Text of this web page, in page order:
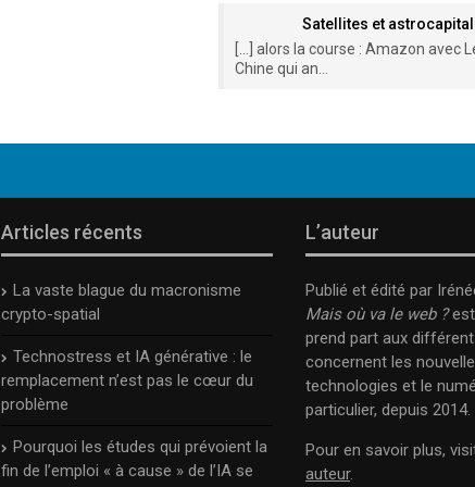
Satellites et
[…] alors la course : Amazon avec
Chine qui an...
Articles récents
La vaste blague du macronisme
crypto-spatial
Technostress et IA générative : le
remplacement n’est pas le cœur du
problème
Pourquoi les études qui prévoient la
fin de l’emploi « à cause » de l’IA se
L’auteur
Publié et édité par
Mais où va le web ?est
prend part aux
concernent les
technologies et le
particulier, depuis 2014.
Pour en savoir plus,
auteur.